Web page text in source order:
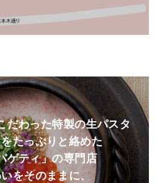
だわった特製の生パスタ
たっぷりと絡めた
ゲティ」の専門店
をそのままに、